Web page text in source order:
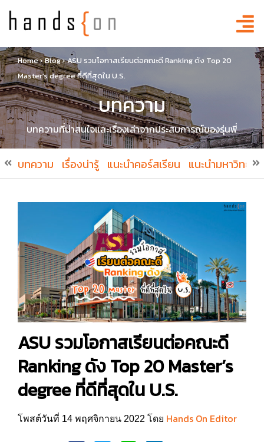
Home›Blog›ASU รวมโอกาสเรียนต่อคณะดี Ranking ดัง Top 20
Master’s degree ที่ดีที่สุดใน U.S.
บทความ
บทความที่น่าสนใจและเรื่องเล่าจากประสบการณ์ของรุ่นพี่
บทความ เรื่องน่ารู้ แนะนำคอร์สเรียน แนะนำมหาวิทยา
ASU รวมโอกาสเรียนต่อคณะดี
Ranking ดัง Top 20 Master’s
degree ที่ดีที่สุดใน U.S.
โพสต์วันที่ 14 พฤศจิกายน 2022 โดย Hands On Editor